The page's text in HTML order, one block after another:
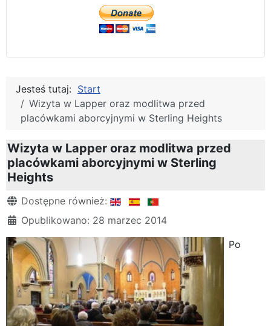
Jesteś tutaj: Start
Wizyta w Lapper oraz modlitwa przed
placówkami aborcyjnymi w Sterling Heights
Wizyta w Lapper oraz modlitwa przed
placówkami aborcyjnymi w Sterling
Heights
Szczegóły
Dostępne również:
Opublikowano: 28 marzec 2014
Po